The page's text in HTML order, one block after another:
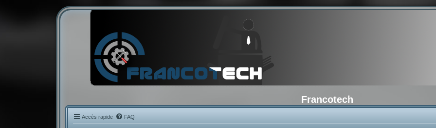
Francotech
Accès rapide FAQ